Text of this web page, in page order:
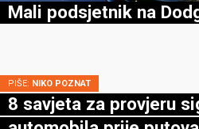
Mali podsjetnik na
PIŠE: NIKO POZNAT
8 savjeta za provjeru